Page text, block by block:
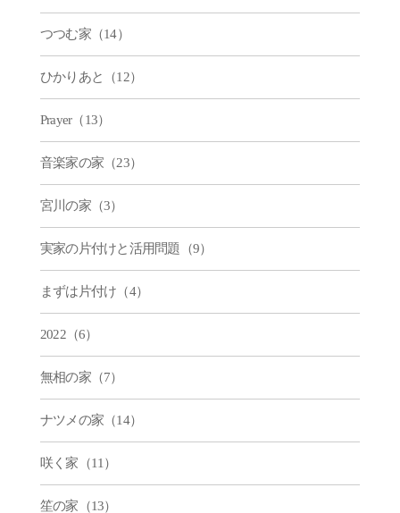
つつむ家（14）
ひかりあと（12）
Prayer（13）
音楽家の家（23）
宮川の家（3）
実家の片付けと活用問題（9）
まずは片付け（4）
2022（6）
無相の家（7）
ナツメの家（14）
咲く家（11）
笙の家（13）